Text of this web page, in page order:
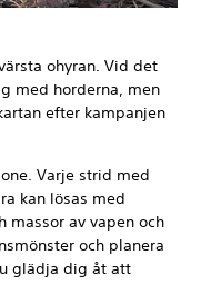
ohyran. Vid det
med horderna, men
efter kampanjen
Varje strid med
kan lösas med
massor av vapen och
och planera
glädja dig åt att